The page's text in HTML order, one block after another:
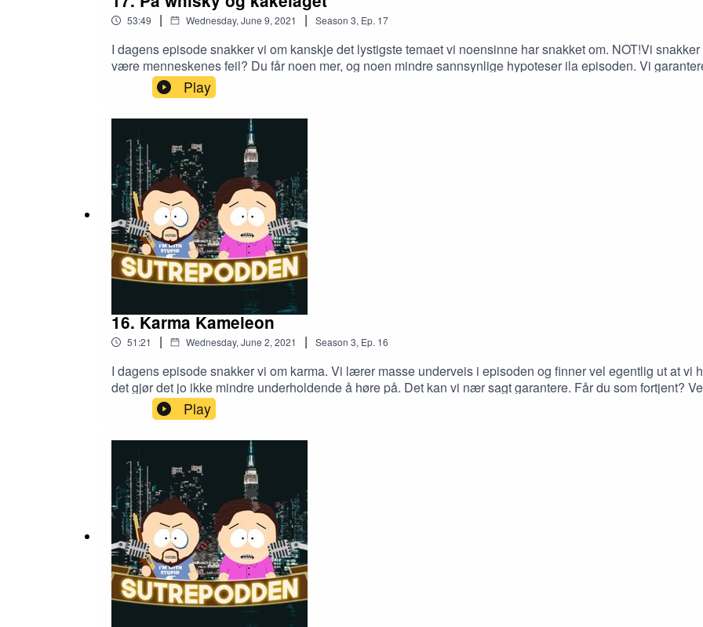
53:49 | Wednesday, June 9, 2021 | Season 3, Ep. 17
I dagens episode snakker vi om kanskje det lystigste temaet vi noensinne har snakket om. NOT!Vi
være menneskenes feil? Du får noen mer, og noen mindre sannsynlige hypoteser ila episoden. Vi
og ellers mye kos. Har du flere forslag til hva som vil være vår undergang? Skrik det ut til oss
også som alltid høre oss påiTunesSpotifyAcastOg mer eller mindre alle steder du finner din podcast.
Play
16. Karma Kameleon
51:21 | Wednesday, June 2, 2021 | Season 3, Ep. 16
I dagens episode snakker vi om karma. Vi lærer masse underveis i episoden og finner vel egentlig ut at vi
det gjør det jo ikke mindre underholdende å høre på. Det kan vi nær sagt garantere. Får du som fortjent?
episoden, så god karma må du jo ha. Så, etter å ha snakket ferdig om temaet kan vi fastslå at vi begge
Har du lært noe nytt? Skrik det ut til oss på sutring@sutrepodden.noFacebookTwitterInstagramHar du
hvor de bør høre oss? iTunesSpotifyAcastOg praktisk talt alle andre steder du klarer å finne podcast.
Play